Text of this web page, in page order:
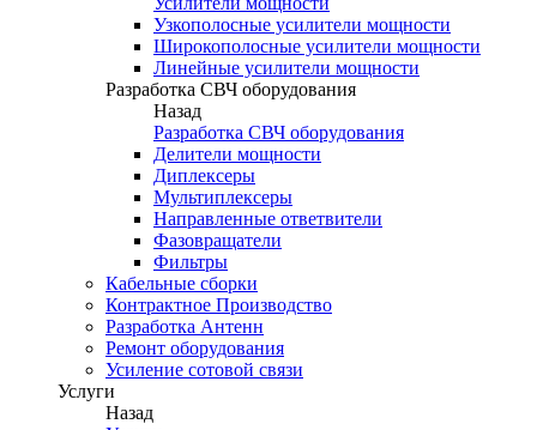
Узкополосные усилители мощности
Широкополосные усилители мощности
Линейные усилители мощности
Разработка СВЧ оборудования
Назад
Разработка СВЧ оборудования
Делители мощности
Диплексеры
Мультиплексеры
Направленные ответвители
Фазовращатели
Фильтры
Кабельные сборки
Контрактное Производство
Разработка Антенн
Ремонт оборудования
Усиление сотовой связи
Услуги
Назад